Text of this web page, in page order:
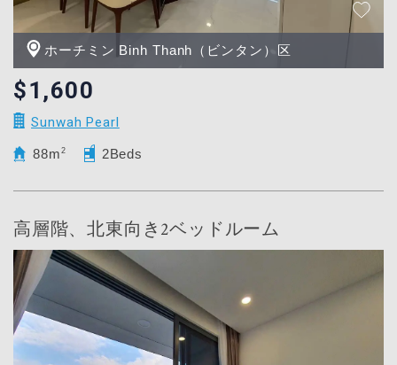
ホーチミン Binh Thanh（ビンタン）区
$1,600
Sunwah Pearl
88m 2 2Beds
高層階、北東向き2ベッドルーム